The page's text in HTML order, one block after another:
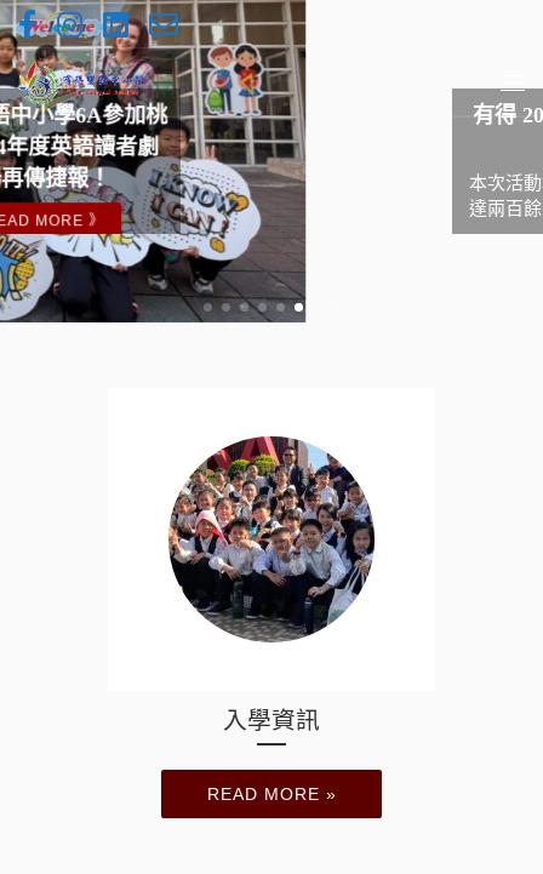
Skip to content
有得 2025 秋季辦學說明
會
本次活動報名踴躍，實到人數
達兩百餘人。感謝所有家長的
支持！
READ MORE 》
入學資訊
READ MORE »